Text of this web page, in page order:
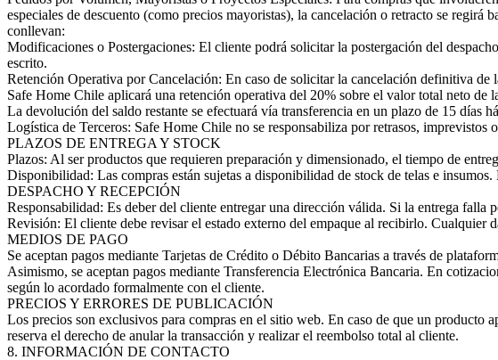
especiales de descuento (como precios mayoristas), la cancelación o retracto se
conllevan:
Modificaciones o Postergaciones: El cliente podrá solicitar la postergación del
escrito.
Retención Operativa por Cancelación: En caso de solicitar la cancelación definitiva
Safe Home Chile aplicará una retención operativa del 20% sobre el valor total neto
La devolución del saldo restante se efectuará vía transferencia en un plazo de 15 días
Logística de Terceros: Safe Home Chile no se responsabiliza por retrasos,
PLAZOS DE ENTREGA Y STOCK
Plazos: Al ser productos que requieren preparación y dimensionado, el tiempo de
Disponibilidad: Las compras están sujetas a disponibilidad de stock de telas e
DESPACHO Y RECEPCIÓN
Responsabilidad: Es deber del cliente entregar una dirección válida. Si la entrega falla
Revisión: El cliente debe revisar el estado externo del empaque al recibirlo. Cualquier
MEDIOS DE PAGO
Se aceptan pagos mediante Tarjetas de Crédito o Débito Bancarias a través de
Asimismo, se aceptan pagos mediante Transferencia Electrónica Bancaria. En
según lo acordado formalmente con el cliente.
PRECIOS Y ERRORES DE PUBLICACIÓN
Los precios son exclusivos para compras en el sitio web. En caso de que un
reserva el derecho de anular la transacción y realizar el reembolso total al cliente.
8. INFORMACIÓN DE CONTACTO